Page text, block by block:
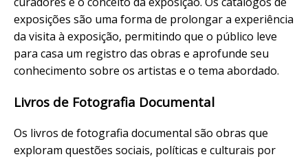
exposições são uma forma de prolongar a experiência
da visita à exposição, permitindo que o público leve
para casa um registro das obras e aprofunde seu
conhecimento sobre os artistas e o tema abordado.
Livros de Fotografia Documental
Os livros de fotografia documental são obras que
exploram questões sociais, políticas e culturais por